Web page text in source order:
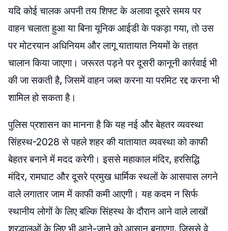
यदि कोई चालक अपनी तय शिफ्ट के अलावा दूसरे समय पर
वाहन चलाता हुआ या बिना यूनिक आईडी के पकड़ा गया, तो उस
पर मोटरयान अधिनियम और लागू यातायात नियमों के तहत
चालान किया जाएगा। जरूरत पड़ने पर दूसरी कानूनी कार्रवाई भी
की जा सकती है, जिसमें वाहन जब्त करना या परमिट रद्द करना भी
शामिल हो सकता है।
पुलिस प्रशासन का मानना है कि यह नई और बेहतर व्यवस्था
सिंहस्थ-2028 से पहले शहर की यातायात व्यवस्था को काफी
बेहतर बनाने में मदद करेगी। इससे महाकाल मंदिर, हरसिद्धि
मंदिर, रामघाट और दूसरे प्रमुख धार्मिक स्थलों के आसपास लगने
वाले लगातार जाम में काफी कमी आएगी। यह कदम न सिर्फ
स्थानीय लोगों के लिए बल्कि सिंहस्थ के दौरान आने वाले लाखों